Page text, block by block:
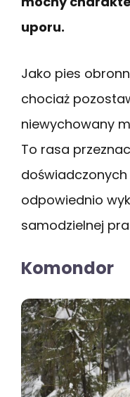
uporu.
Jako pies
chociaż
niewychowany
To rasa
odpowiednio
samodzielnej
Komondor